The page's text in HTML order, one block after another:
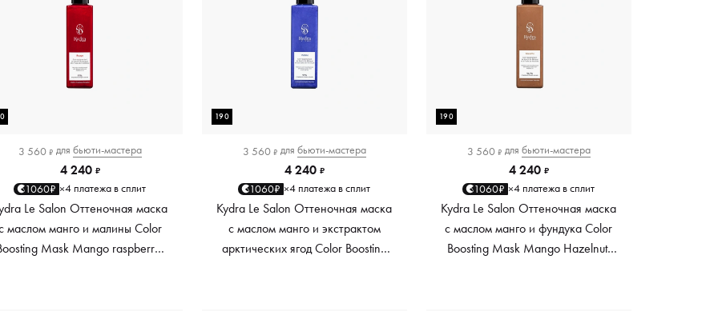
3 560 ₽ для бьюти-мастера
4 240 ₽
1060₽ ×4 платежа в сплит
Le Salon Оттеночная маска
маслом манго и малины Color
Mask Mango raspberry,
190
3 560 ₽ для бьюти-мастера
4 240 ₽
1060₽ ×4 платежа в сплит
Kydra Le Salon Оттеночная маска
с маслом манго и экстрактом
арктических ягод Color Boosting
190
3 560 ₽ для бьюти-мастера
4 240 ₽
1060₽ ×4 платежа в сплит
Kydra Le Salon Оттеночная маска
с маслом манго и фундука Color
Boosting Mask Mango Hazelnut,